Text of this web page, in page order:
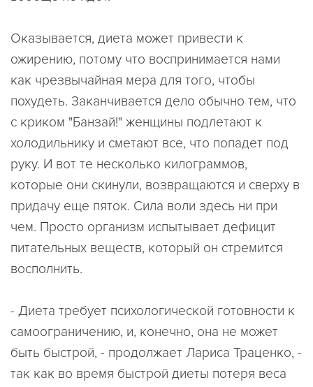
Оказывается, диета может привести к
ожирению, потому что воспринимается нами
как чрезвычайная мера для того, чтобы
похудеть. Заканчивается дело обычно тем, что
с криком "Банзай!" женщины подлетают к
холодильнику и сметают все, что попадет под
руку. И вот те несколько килограммов,
которые они скинули, возвращаются и сверху в
придачу еще пяток. Cила воли здесь ни при
чем. Просто организм испытывает дефицит
питательных веществ, который он стремится
восполнить.
- Диета требует психологической готовности к
самоограничению, и, конечно, она не может
быть быстрой, - продолжает Лариса Траценко, -
так как во время быстрой диеты потеря веса